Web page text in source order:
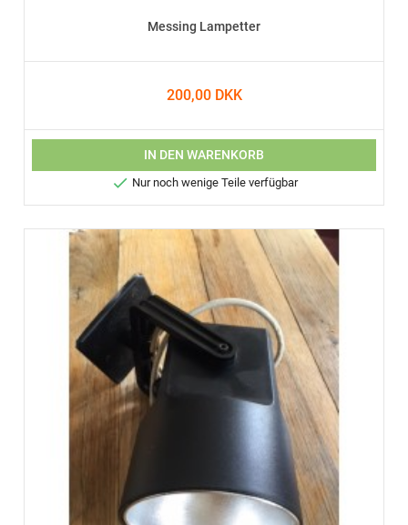
Messing Lampetter
200,00 DKK
IN DEN WARENKORB
 Nur noch wenige Teile verfügbar